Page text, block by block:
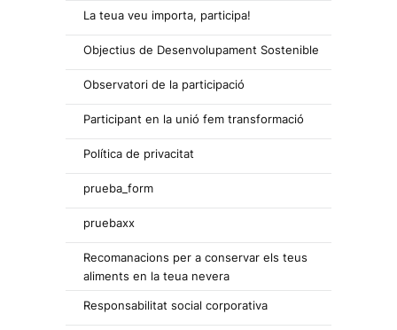
La teua veu importa, participa!
Objectius de Desenvolupament Sostenible
Observatori de la participació
Participant en la unió fem transformació
Política de privacitat
prueba_form
pruebaxx
Recomanacions per a conservar els teus
aliments en la teua nevera
Responsabilitat social corporativa